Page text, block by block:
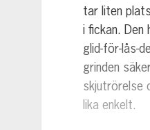
tar liten
i fickan. Den
glid-för-lås-
grinden
skjutrörelse
lika enkelt.